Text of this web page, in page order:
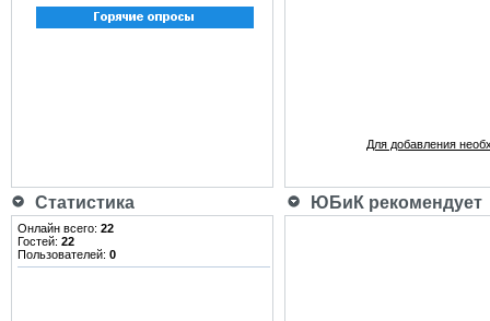
Для добавления
Статистика ЮБиК рекомендует
Онлайн всего: 22
Гостей: 22
Пользователей: 0